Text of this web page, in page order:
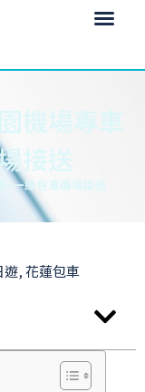
機場專車
接送
一級包車機場接送
遊,花蓮包車